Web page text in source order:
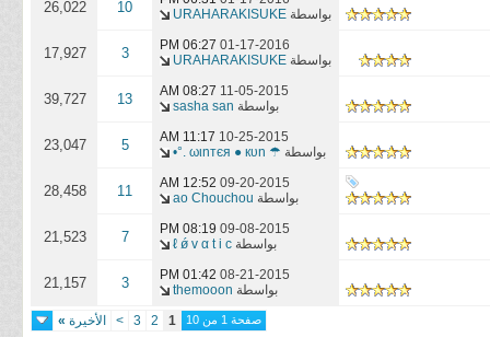
بواسطة URAHARAKISUKE
10
26,022
01-17-2016
06:27 PM
بواسطة URAHARAKISUKE
3
17,927
11-05-2015
08:27 AM
بواسطة sasha san
13
39,727
10-25-2015
11:17 AM
بواسطة ☂ ωιnтєя ● кυn .°•
5
23,047
09-20-2015
12:52 AM
بواسطة ao Chouchou
11
28,458
09-08-2015
08:19 PM
بواسطة ℓ ǿ v α t i c
7
21,523
08-21-2015
01:42 PM
بواسطة themooon
3
21,157
صفحة 1 من 10 1
2
3
> الأخيرة »